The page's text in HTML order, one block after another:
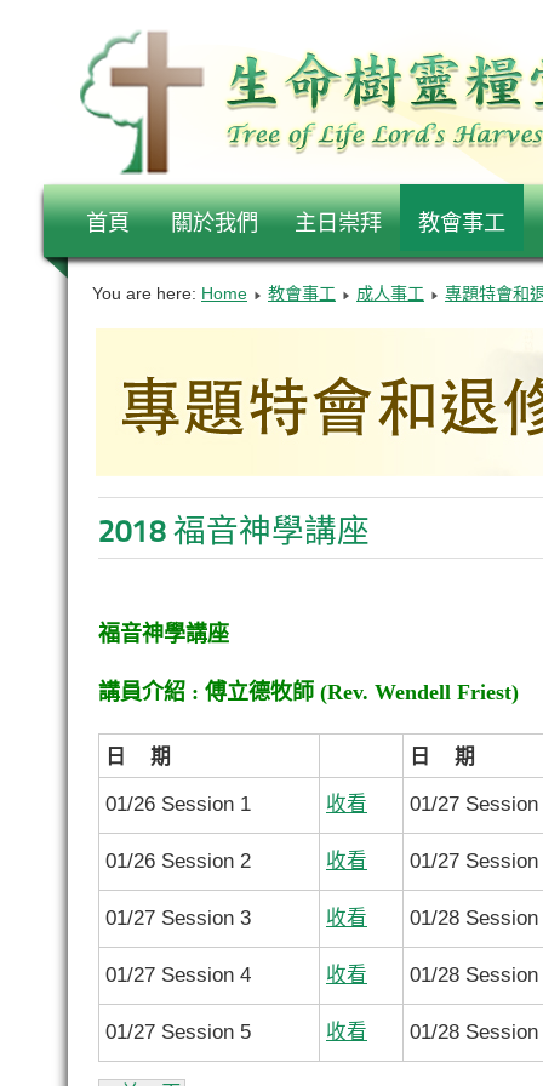
首頁 關於我們 主日崇拜 教會事工
You are here: Home 教會事工 成人事工 專題特會和
2018 福音神學講座
福音神學講座
講員介紹 : 傅立德牧師 (Rev. Wendell Friest)
日 期 日 期
01/26 Session 1 收看 01/27 Session
01/26 Session 2 收看 01/27 Session
01/27 Session 3 收看 01/28 Session
01/27 Session 4 收看 01/28 Session
01/27 Session 5 收看 01/28 Session